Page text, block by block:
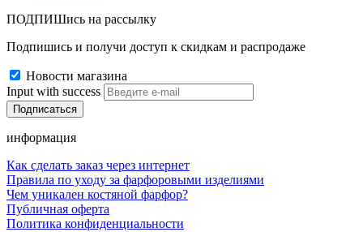
ПОДПИШись на рассылку
Подпишись и получи доступ к скидкам и распродаже
Новости магазина
Input with success
информация
Как сделать заказ через интернет
Правила по уходу за фарфоровыми изделиями
Чем уникален костяной фарфор?
Публичная оферта
Политика конфиденциальности